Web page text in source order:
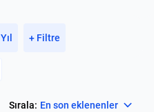
Yıl + Filtre
Sırala: En son eklenenler